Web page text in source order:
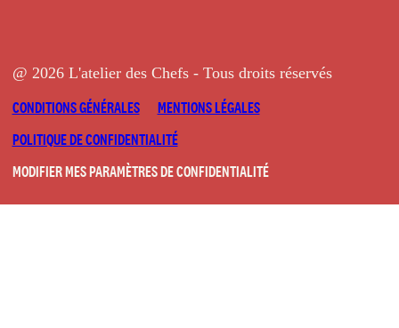
@ 2026 L'atelier des Chefs - Tous droits réservés
CONDITIONS GÉNÉRALES
MENTIONS LÉGALES
POLITIQUE DE CONFIDENTIALITÉ
MODIFIER MES PARAMÈTRES DE CONFIDENTIALITÉ